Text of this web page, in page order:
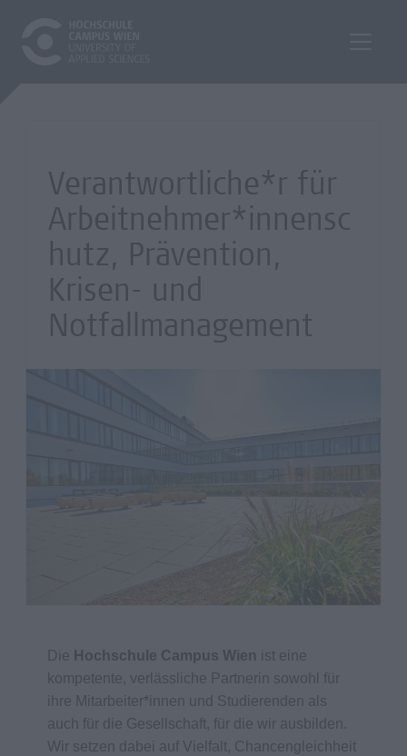
Verantwortliche*r für
Arbeitnehmer*innensc
hutz, Prävention,
Krisen- und
Notfallmanagement
Die Hochschule Campus Wien
ist eine
kompetente, verlässliche Partnerin sowohl für
ihre Mitarbeiter*innen und Studierenden als
auch für die Gesellschaft, für die wir ausbilden.
Wir setzen dabei auf Vielfalt, Chancengleichheit